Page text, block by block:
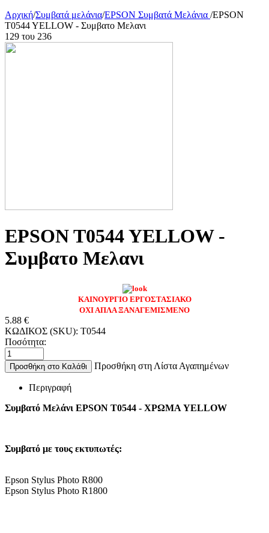
Αρχική/Συμβατά μελάνια/EPSON Συμβατά Μελάνια /EPSON
T0544 YELLOW - Συμβατο Μελανι
129 του 236
EPSON T0544 YELLOW -
Συμβατο Μελανι
ΚΑΙΝΟΥΡΓΙΟ ΕΡΓΟΣΤΑΣΙΑΚΟ
ΟΧΙ ΑΠΛΑ ΞΑΝΑΓΕΜΙΣΜΕΝΟ
5.88 €
ΚΩΔΙΚΟΣ (SKU): T0544
Ποσότητα:
Προσθήκη στο Καλάθι Προσθήκη στη Λίστα Αγαπημένων
Περιγραφή
Συμβατό Μελάνι EPSON T0544 - ΧΡΩΜΑ YELLOW
Συμβατό με τους εκτυπωτές:
Epson Stylus Photo R800
Epson Stylus Photo R1800